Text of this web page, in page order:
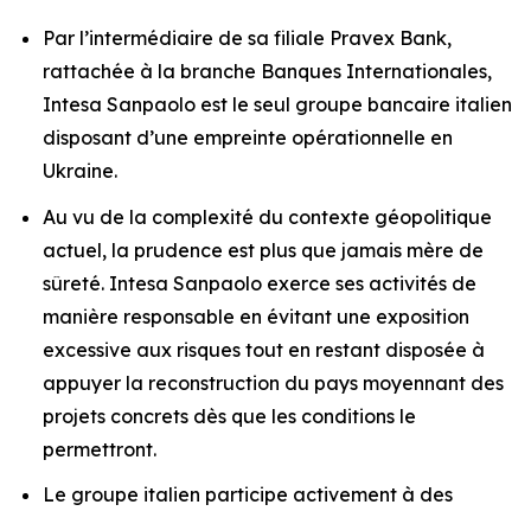
Par l’intermédiaire de sa filiale Pravex Bank,
rattachée à la branche Banques Internationales,
Intesa Sanpaolo est le seul groupe bancaire italien
disposant d’une empreinte opérationnelle en
Ukraine.
Au vu de la complexité du contexte géopolitique
actuel, la prudence est plus que jamais mère de
sûreté. Intesa Sanpaolo exerce ses activités de
manière responsable en évitant une exposition
excessive aux risques tout en restant disposée à
appuyer la reconstruction du pays moyennant des
projets concrets dès que les conditions le
permettront.
Le groupe italien participe activement à des